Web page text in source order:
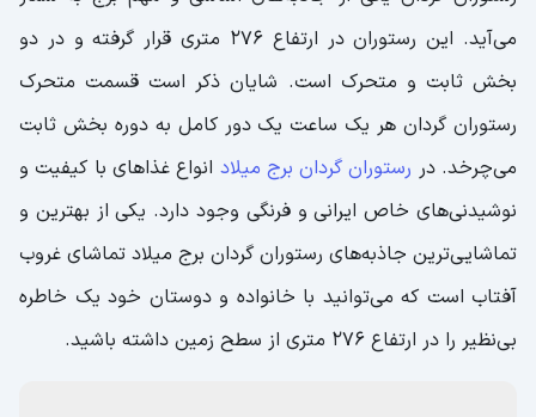
می‌آید. این رستوران در ارتفاع ۲۷۶ متری قرار گرفته و در دو
بخش ثابت و متحرک است. شایان ذکر است قسمت متحرک
رستوران گردان هر یک ساعت یک دور کامل به دوره بخش ثابت
می‌چرخد. در رستوران گردان برج میلاد انواع غذا‌های با کیفیت و
نوشیدنی‌های خاص ایرانی و فرنگی وجود دارد. یکی از بهترین و
تماشایی‌ترین جاذبه‌های رستوران گردان برج میلاد تماشای غروب
آفتاب است که می‌توانید با خانواده و دوستان خود یک خاطره
بی‌نظیر را در ارتفاع ۲۷۶ متری از سطح زمین داشته باشید.